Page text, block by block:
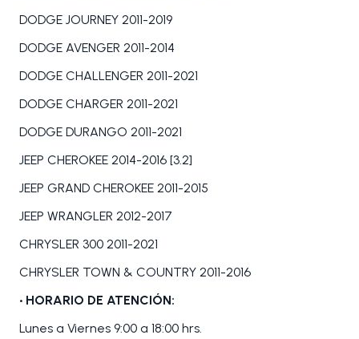
DODGE JOURNEY 2011-2019
DODGE AVENGER 2011-2014
DODGE CHALLENGER 2011-2021
DODGE CHARGER 2011-2021
DODGE DURANGO 2011-2021
JEEP CHEROKEE 2014-2016 [3.2]
JEEP GRAND CHEROKEE 2011-2015
JEEP WRANGLER 2012-2017
CHRYSLER 300 2011-2021
CHRYSLER TOWN & COUNTRY 2011-2016
• HORARIO DE ATENCIÓN:
Lunes a Viernes 9:00 a 18:00 hrs.